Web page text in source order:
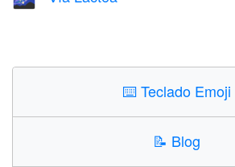
⌨️Teclado Emoji
📝 Blog